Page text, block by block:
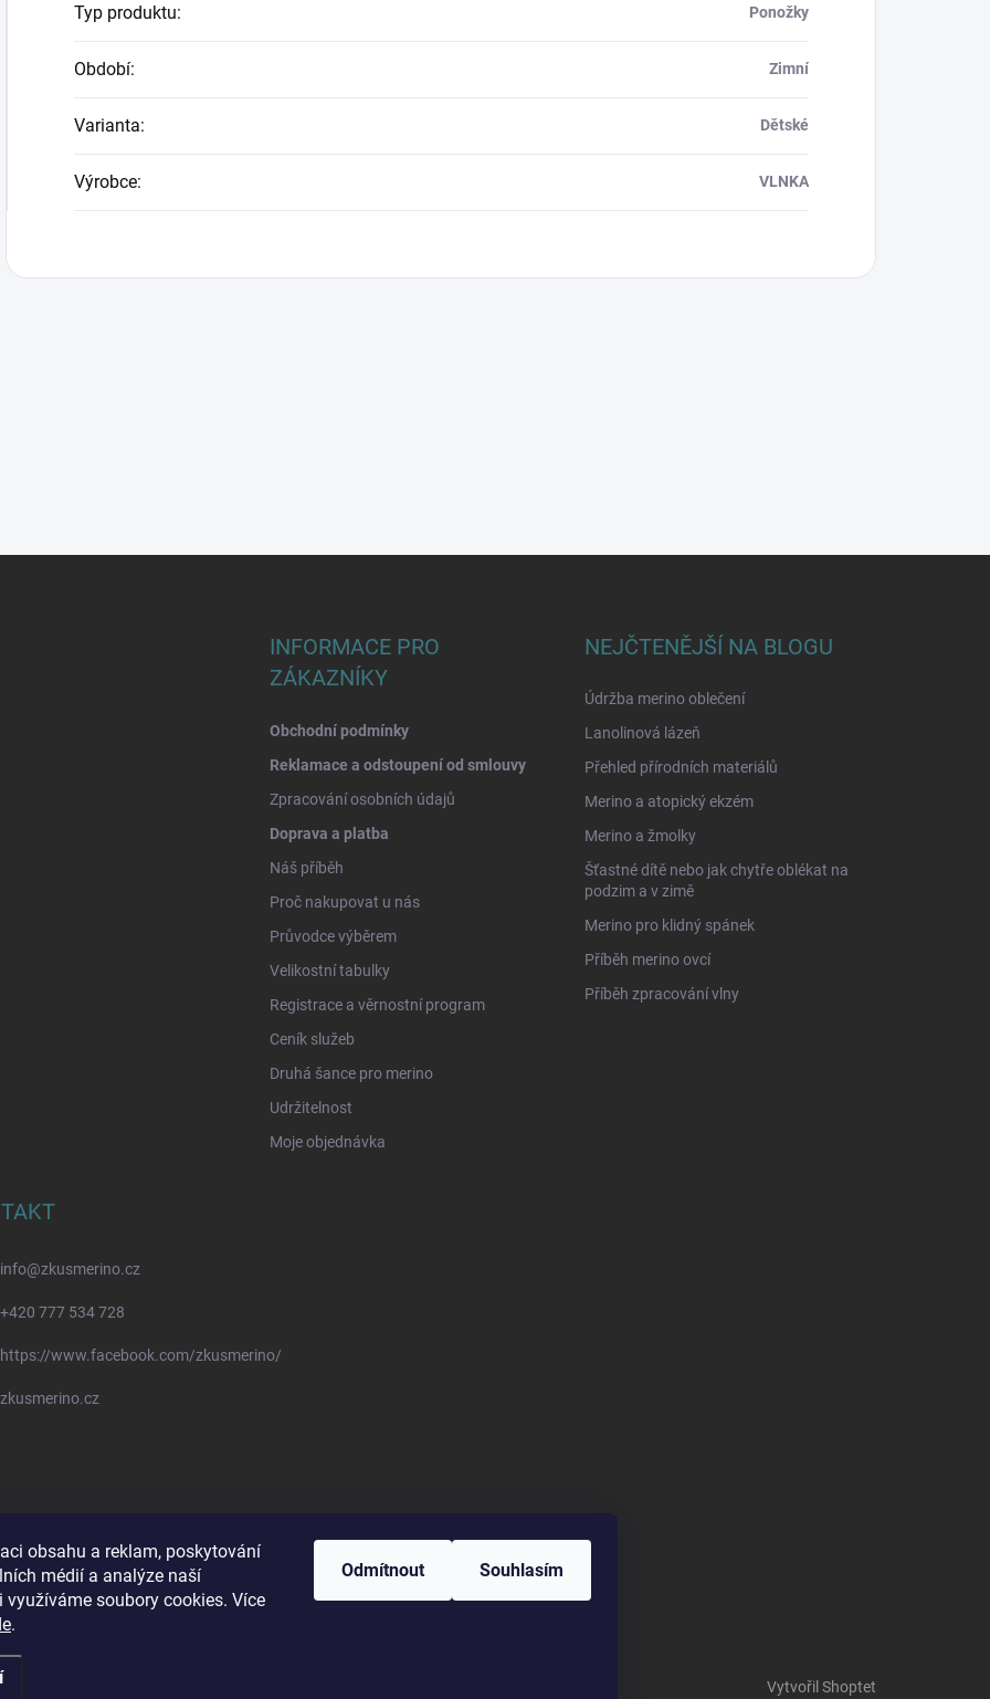
obsahu a reklam, poskytování
médií a analýze naší
využíváme soubory cookies. Více
.
Odmítnout Souhlasím
Typ produktu: Ponožky
Období: Zimní
Varianta: Dětské
Výrobce: VLNKA
INFORMACE PRO
ZÁKAZNÍKY
Obchodní podmínky
Reklamace a odstoupení od smlouvy
Zpracování osobních údajů
Doprava a platba
Náš příběh
Proč nakupovat u nás
Průvodce výběrem
Velikostní tabulky
Registrace a věrnostní program
Ceník služeb
Druhá šance pro merino
Udržitelnost
Moje objednávka
NEJČTENĚJŠÍ NA BLOGU
Údržba merino oblečení
Lanolinová lázeň
Přehled přírodních materiálů
Merino a atopický ekzém
Merino a žmolky
Šťastné dítě nebo jak chytře oblékat na
podzim a v zimě
Merino pro klidný spánek
Příběh merino ovcí
Příběh zpracování vlny
info@zkusmerino.cz
+420 777 534 728
https://www.facebook.com/zkusmerino/
zkusmerino.cz
Vytvořil Shoptet